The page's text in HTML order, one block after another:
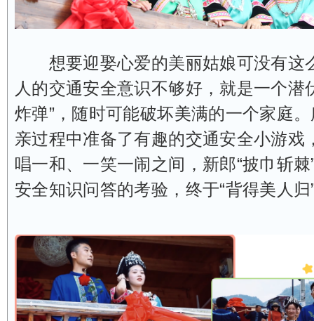
想要迎娶心爱的美丽姑娘可没有这
人的交通安全意识不够好，就是一个潜
炸弹”，随时可能破坏美满的一个家庭
亲过程中准备了有趣的交通安全小游戏
唱一和、一笑一闹之间，新郎“披巾斩
安全知识问答的考验，终于“背得美人归